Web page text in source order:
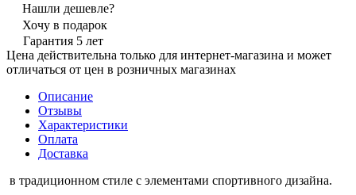
Нашли дешевле?
Хочу в подарок
Гарантия 5 лет
Цена действительна только для интернет-магазина и может
отличаться от цен в розничных магазинах
Описание
Отзывы
Характеристики
Оплата
Доставка
в традиционном стиле с элементами спортивного дизайна.